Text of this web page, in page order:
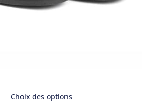
Choix des options